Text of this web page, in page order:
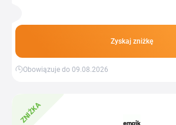
Zyskaj zniżkę
Obowiązuje do 09.08.2026
ZNIŻKA